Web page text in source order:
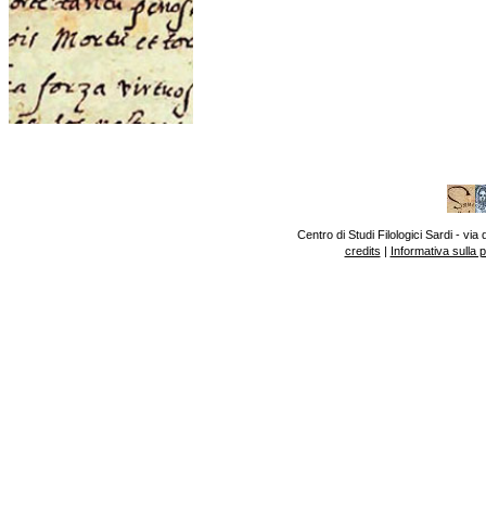
Centro di Studi Filologici Sardi - via
credits | Informativa sulla